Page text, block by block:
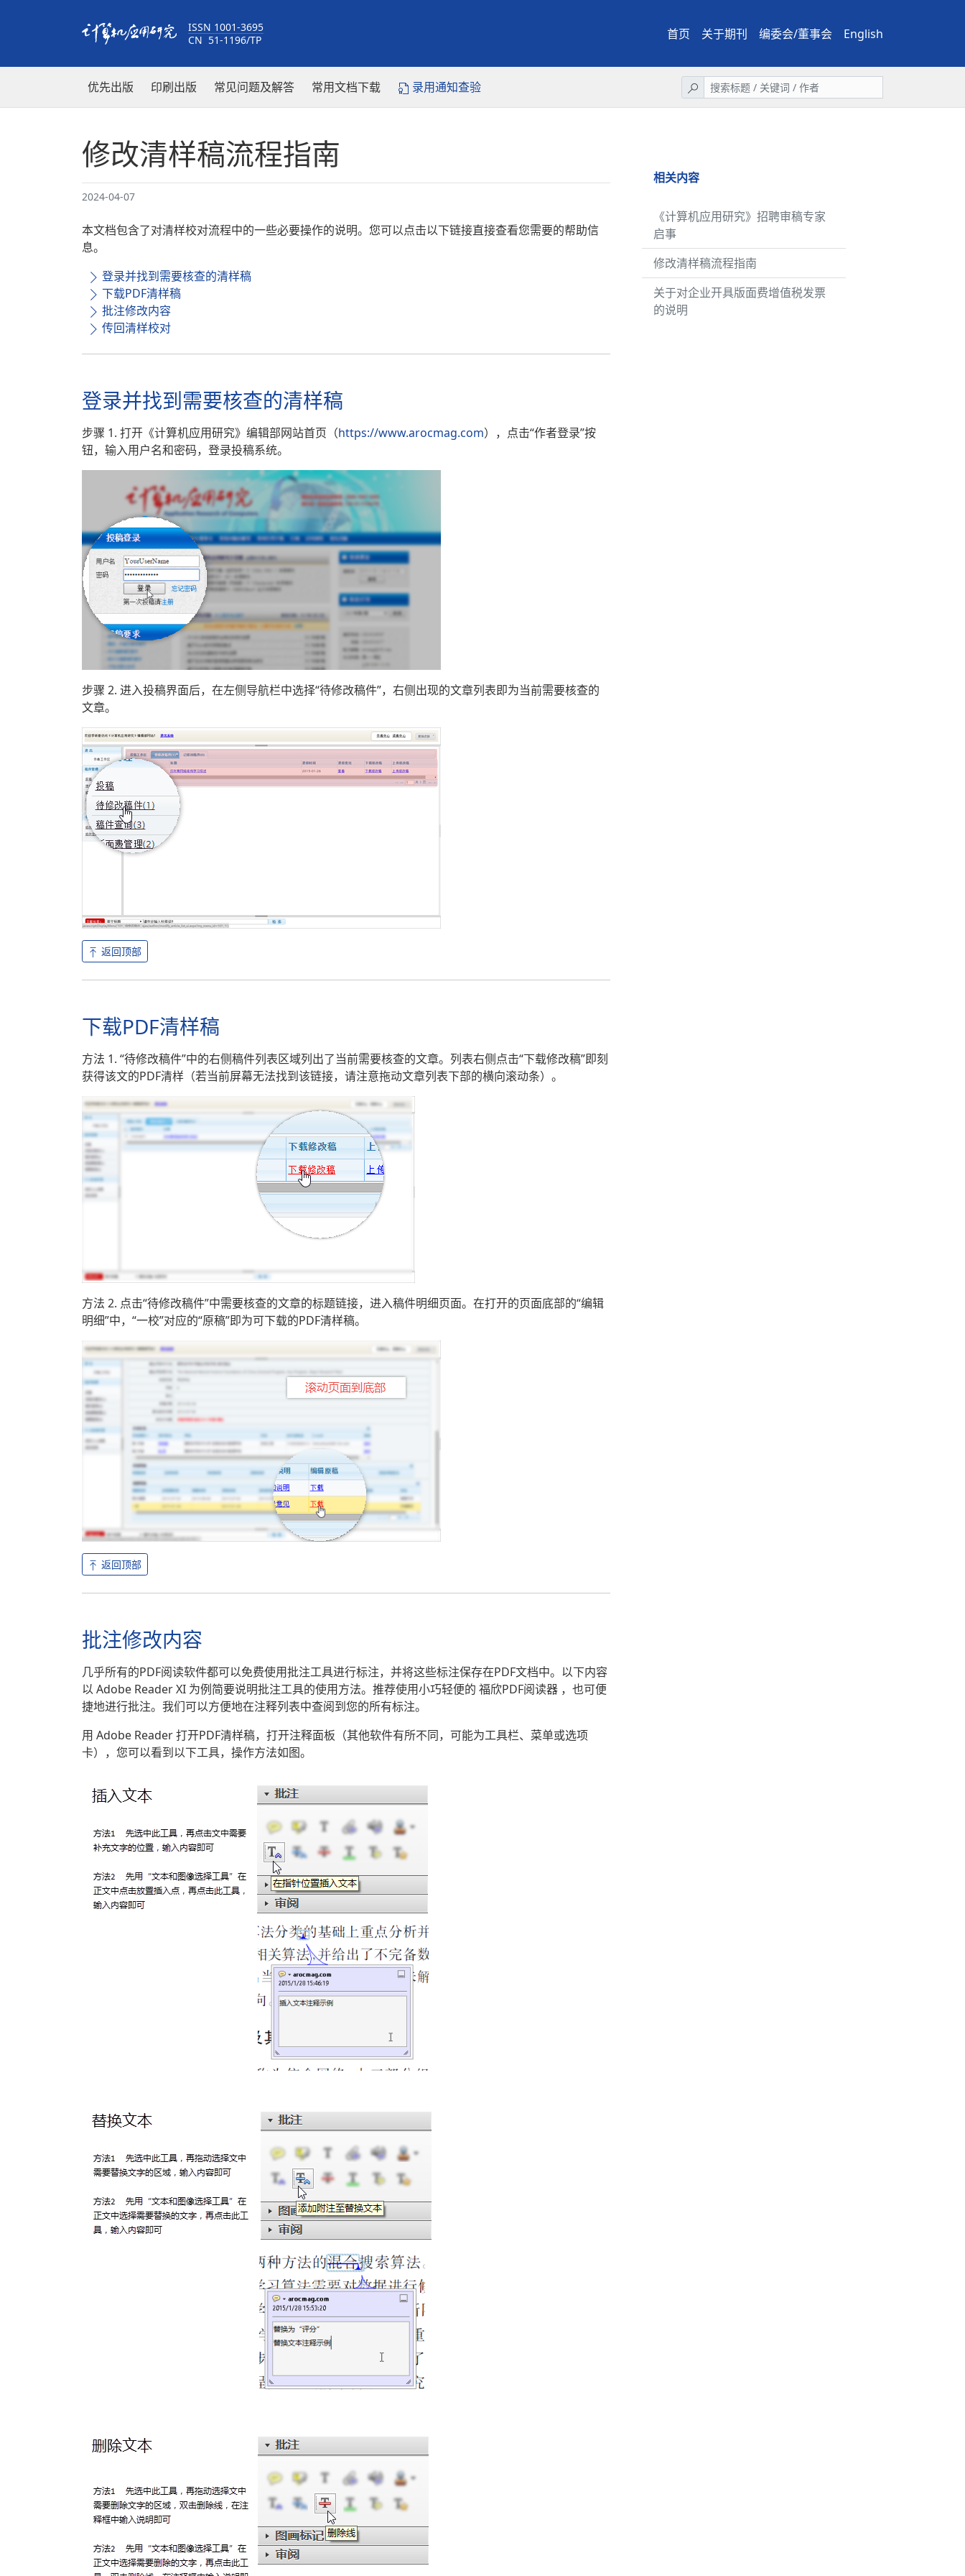
ISSN 1001-3695
CN 51-1196/TP
首页 关于期刊 编委会/董事会 English
优先出版 印刷出版 常见问题及解答 常用文档下载 录用通知查验
修改清样稿流程指南
2024-04-07
本文档包含了对清样校对流程中的一些必要操作的说明。您可以点击以下链接直接查看您需要的帮助信
息。
登录并找到需要核查的清样稿
下载PDF清样稿
批注修改内容
传回清样校对
登录并找到需要核查的清样稿
步骤 1. 打开《计算机应用研究》编辑部网站首页（https://www.arocmag.com），点击“作者登录”按
钮，输入用户名和密码，登录投稿系统。
步骤 2. 进入投稿界面后，在左侧导航栏中选择“待修改稿件”，右侧出现的文章列表即为当前需要核查的
文章。
返回顶部
下载PDF清样稿
方法 1. “待修改稿件”中的右侧稿件列表区域列出了当前需要核查的文章。列表右侧点击“下载修改稿”即刻
获得该文的PDF清样（若当前屏幕无法找到该链接，请注意拖动文章列表下部的横向滚动条）。
方法 2. 点击“待修改稿件”中需要核查的文章的标题链接，进入稿件明细页面。在打开的页面底部的“编辑
明细”中，“一校”对应的“原稿”即为可下载的PDF清样稿。
返回顶部
批注修改内容
几乎所有的PDF阅读软件都可以免费使用批注工具进行标注，并将这些标注保存在PDF文档中。以下内容
以 Adobe Reader XI 为例简要说明批注工具的使用方法。推荐使用小巧轻便的 福欣PDF阅读器 ，也可便
捷地进行批注。我们可以方便地在注释列表中查阅到您的所有标注。
用 Adobe Reader 打开PDF清样稿，打开注释面板（其他软件有所不同，可能为工具栏、菜单或选项
卡），您可以看到以下工具，操作方法如图。
相关内容
《计算机应用研究》招聘审稿专家
启事
修改清样稿流程指南
关于对企业开具版面费增值税发票
的说明